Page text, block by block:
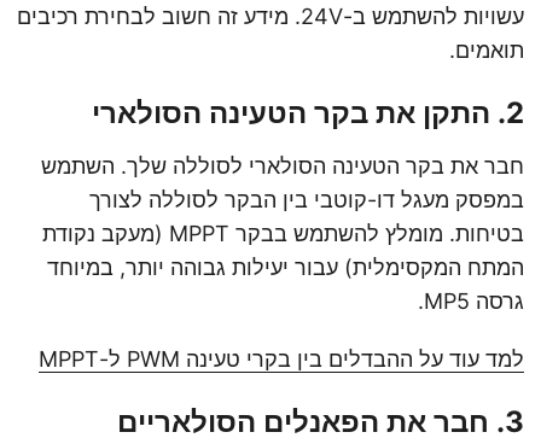
עשויות להשתמש ב-24V. מידע זה חשוב לבחירת רכיבים
תואמים.
2. התקן את בקר הטעינה הסולארי
חבר את בקר הטעינה הסולארי לסוללה שלך. השתמש
במפסק מעגל דו-קוטבי בין הבקר לסוללה לצורך
בטיחות. מומלץ להשתמש בבקר MPPT (מעקב נקודת
המתח המקסימלית) עבור יעילות גבוהה יותר, במיוחד
גרסה MP5.
למד עוד על ההבדלים בין בקרי טעינה PWM ל-MPPT
3. חבר את הפאנלים הסולאריים